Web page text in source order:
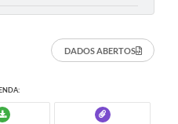
DADOS ABERTOS